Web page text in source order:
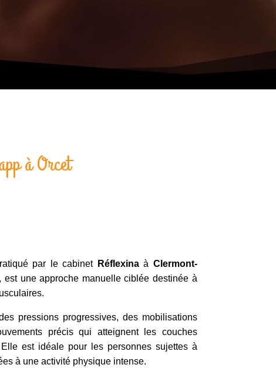
à Orcet
par le cabinet Réflexinaà Clermont-
, est une approche manuelle ciblée destinée à
pressions progressives, des mobilisations
précis qui atteignent les couches
Elle est idéale pour les personnes sujettes à
à une activité physique intense.